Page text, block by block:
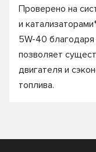
Проверено на
и
5W-40
позволяет
двигателя и
топлива.